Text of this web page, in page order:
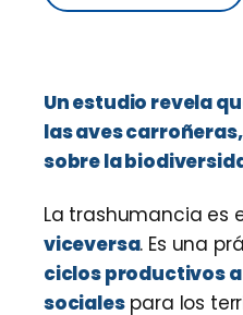
Un estudio revela
las aves
sobre la
La trashumancia es
viceversa. Es una
ciclos productivos
socialespara los